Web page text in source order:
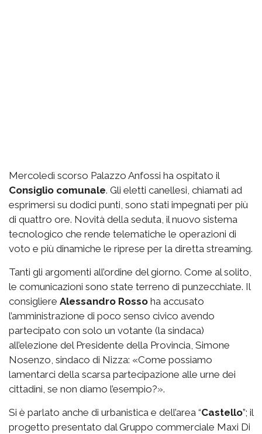
Mercoledì scorso Palazzo Anfossi ha ospitato il
Consiglio comunale. Gli eletti canellesi, chiamati ad
esprimersi su dodici punti, sono stati impegnati per più
di quattro ore. Novità della seduta, il nuovo sistema
tecnologico che rende telematiche le operazioni di
voto e più dinamiche le riprese per la diretta streaming.
Tanti gli argomenti all’ordine del giorno. Come al solito,
le comunicazioni sono state terreno di punzecchiate. Il
consigliere Alessandro Rosso ha accusato
l’amministrazione di poco senso civico avendo
partecipato con solo un votante (la sindaca)
all’elezione del Presidente della Provincia, Simone
Nosenzo, sindaco di Nizza: «Come possiamo
lamentarci della scarsa partecipazione alle urne dei
cittadini, se non diamo l’esempio?».
Si è parlato anche di urbanistica e dell’area “Castello”; il
progetto presentato dal Gruppo commerciale Maxi Di